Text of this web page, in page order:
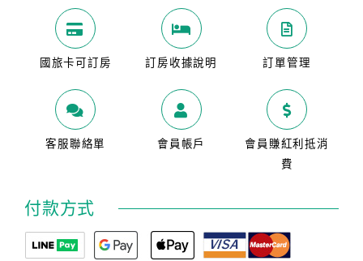
國旅卡可訂房 訂房收據說明 訂單管理
客服聯絡單 會員帳戶
會員賺紅利抵消
費
付款方式